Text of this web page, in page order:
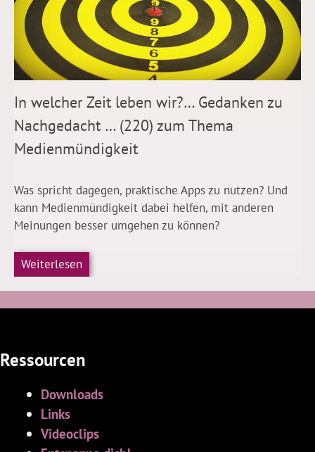
In welcher Zeit leben wir?… Gedanken zu
Nachgedacht … (220) zum Thema
Medienmündigkeit
Was spricht dagegen, praktische Apps zu nutzen? Und
kann Medienmündigkeit dabei helfen, mit anderen
Meinungen besser umgehen zu können?
Weiterlesen
Ressourcen
Downloads
Links
Videoclips